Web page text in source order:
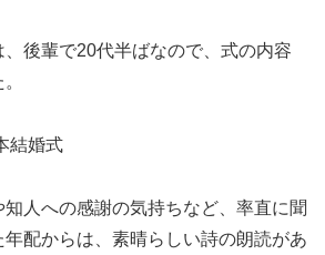
後輩で20代半ばなので、式の内容
人への感謝の気持ちなど、率直に聞
年配からは、素晴らしい詩の朗読があ